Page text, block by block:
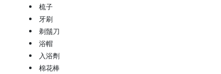
梳子
牙刷
剃鬚刀
浴帽
入浴劑
棉花棒